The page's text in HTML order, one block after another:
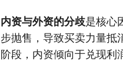
内资与外资的分歧是核心
步抛售，导致买卖力量抵
阶段，内资倾向于兑现利